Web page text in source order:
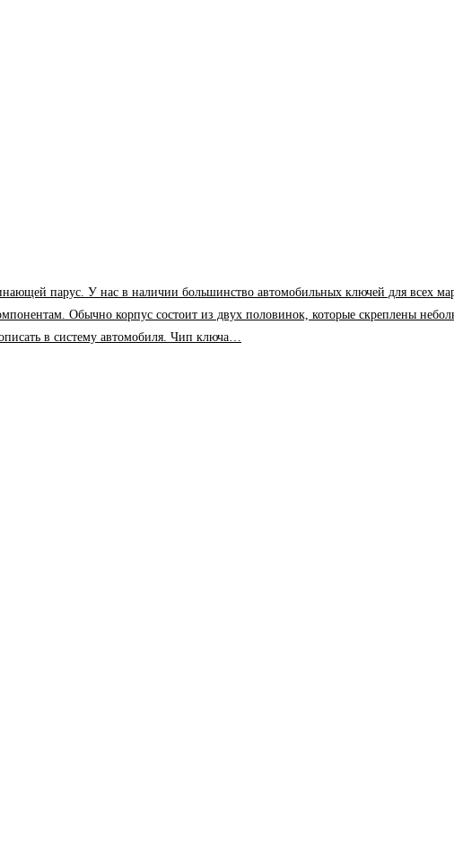
парус. У нас в наличии большинство автомобильных ключей для всех
Обычно корпус состоит из двух половинок, которые
в систему автомобиля. Чип ключа…